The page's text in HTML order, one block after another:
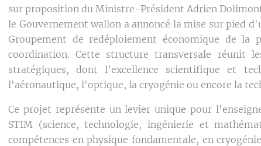
sur proposition du Ministre-Président Adrien
le Gouvernement wallon a annoncé la mise sur pied
Groupement de redéploiement économique de la
coordination. Cette structure transversale réunit
stratégiques, dont l'excellence scientifique et
l'aéronautique, l'optique, la cryogénie ou encore la
Ce projet représente un levier unique pour
STIM (science, technologie, ingénierie et
compétences en physique fondamentale, en